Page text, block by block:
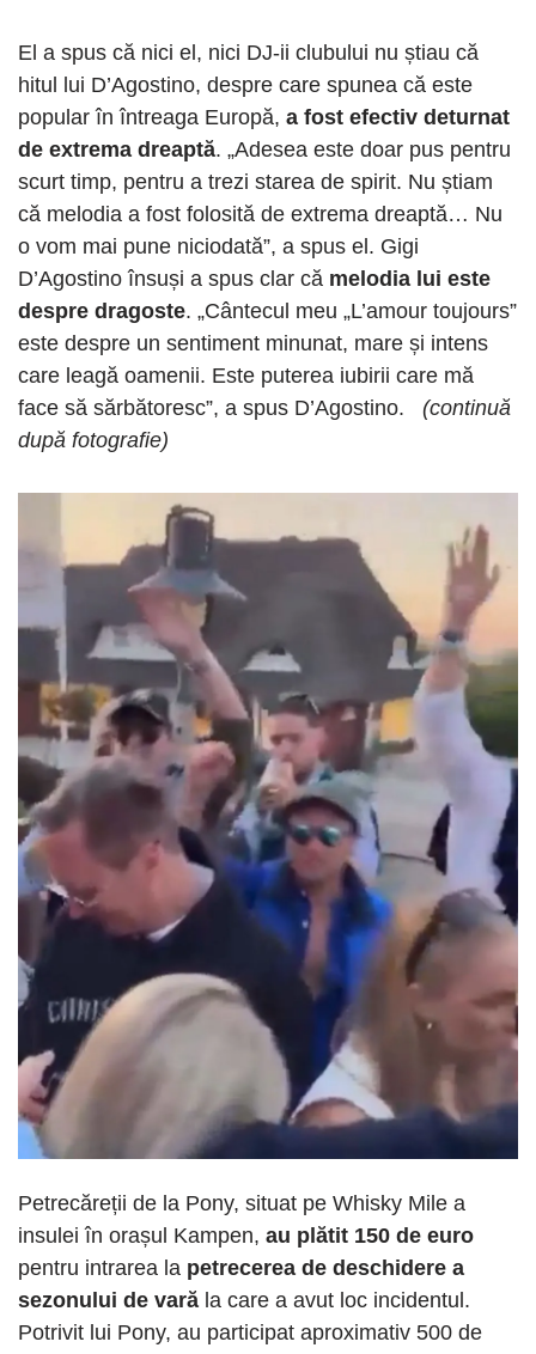
El a spus că nici el, nici DJ-ii clubului nu știau că
hitul lui D’Agostino, despre care spunea că este
popular în întreaga Europă, a fost efectiv deturnat
de extrema dreaptă. „Adesea este doar pus pentru
scurt timp, pentru a trezi starea de spirit. Nu știam
că melodia a fost folosită de extrema dreaptă… Nu
o vom mai pune niciodată”, a spus el. Gigi
D’Agostino însuși a spus clar că melodia lui este
despre dragoste. „Cântecul meu „L’amour toujours”
este despre un sentiment minunat, mare și intens
care leagă oamenii. Este puterea iubirii care mă
face să sărbătoresc”, a spus D’Agostino.
(continuă
după fotografie)
Petrecăreții de la Pony, situat pe Whisky Mile a
insulei în orașul Kampen, au plătit 150 de euro
pentru intrarea la petrecerea de deschidere a
sezonului de vară la care a avut loc incidentul.
Potrivit lui Pony, au participat aproximativ 500 de